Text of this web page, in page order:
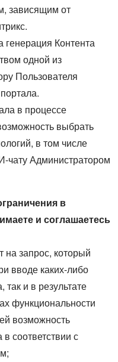
зависящим от
Контента
одной из
Пользователя
в процессе
выбрать
в том числе
чату Администратором
в
и соглашаетесь
на запрос, который
вводе каких-либо
и в результате
функциональности
возможность
соответствии с